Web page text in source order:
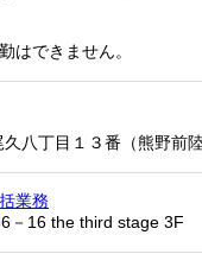
はできません。
八丁目１３番（熊野前陸
業務
－16 the third stage 3F